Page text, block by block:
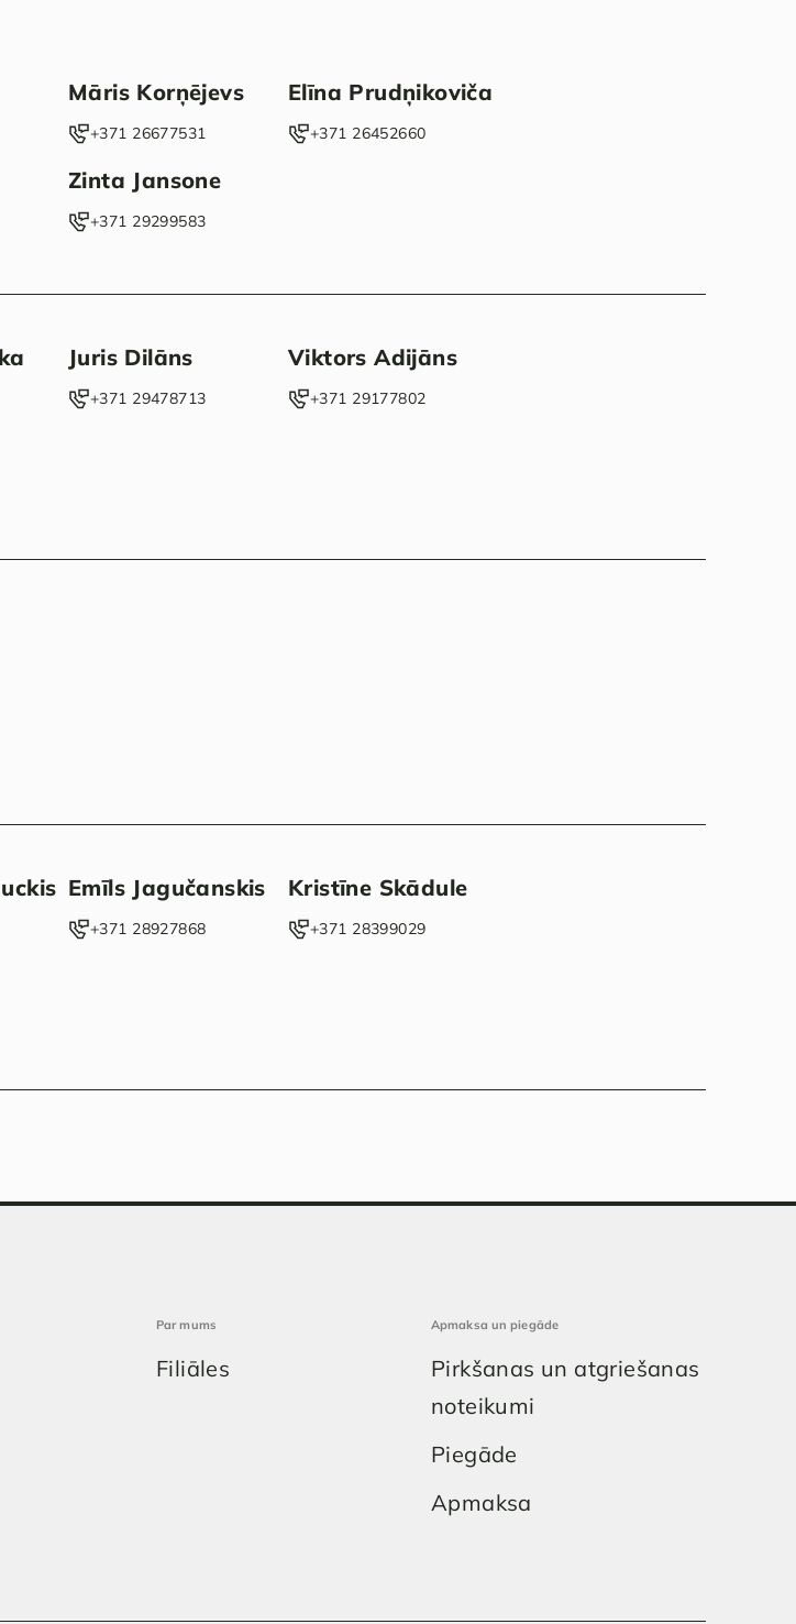
Māris Korņējevs
‭+371 26677531‬
Elīna Prudņikoviča
+371 26452660‬
Zinta Jansone
+371 29299583
Juris Dilāns
‭+371 29478713‬
Viktors Adijāns
‭+371 29177802‬
Emīls Jagučanskis
‭+371 28927868‬
Kristīne Skādule
‭+371 28399029‬
Par mums
Filiāles
Apmaksa un piegāde
Pirkšanas un atgriešanas
noteikumi
Piegāde
Apmaksa